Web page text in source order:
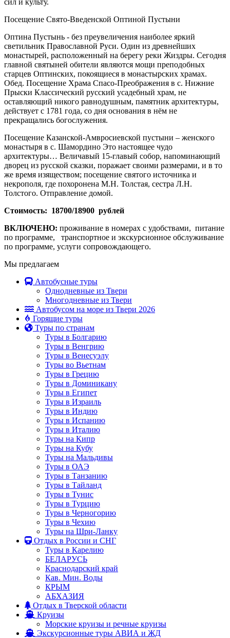
Посещение Свято-Введенской Оптиной Пустыни
Оптина Пустынь - без преувеличения наиболее яркий
светильник Православной Руси. Один из древнейших
монастырей, расположенный на берегу реки Жиздры. Сегодня
главной святыней обители являются мощи преподобных
старцев Оптинских, покоящиеся в монастырских храмах.
Обед. Посещение Храма Спасо-Преображения в с. Нижние
Прыски Классический русский усадебный храм, не
оставляющий никого равнодушным, памятник архитектуры,
действует с 1781 года, со дня основания в нём не
прекращались богослужения.
Посещение Казанской-Амвросиевской пустыни – женского
монастыря в с. Шамордино Это настоящее чудо
архитектуры… Величавый 15-главый собор, напоминающий
дворец из русской сказки, поражает своими размерами, и в то
же время изяществом; посещение святого источника и
некрополя, где похоронена М.Н. Толстая, сестра Л.Н.
Толстого. Отправление домой.
Стоимость: 18700/18900 рублей
ВКЛЮЧЕНО: проживание в номерах с удобствами, питание
по программе, транспортное и экскурсионное обслуживание
по программе, услуги сопровождающего.
Мы предлагаем
Автобусные туры
Однодневные из Твери
Многодневные из Твери
Автобусом на море из Твери 2026
Горящие туры
Туры по странам
Туры в Болгарию
Туры в Венгрию
Туры в Венесуэлу
Туры во Вьетнам
Туры в Грецию
Туры в Доминикану
Туры в Египет
Туры в Израиль
Туры в Индию
Туры в Испанию
Туры в Италию
Туры на Кипр
Туры на Кубу
Туры на Мальдивы
Туры в ОАЭ
Туры в Танзанию
Туры в Тайланд
Туры в Тунис
Туры в Турцию
Туры в Черногорию
Туры в Чехию
Туры на Шри-Ланку
Отдых в России и СНГ
Туры в Карелию
БЕЛАРУСЬ
Краснодарский край
Кав. Мин. Воды
КРЫМ
АБХАЗИЯ
Отдых в Тверской области
Круизы
Морские круизы и речные круизы
Экскурсионные туры АВИА и ЖД